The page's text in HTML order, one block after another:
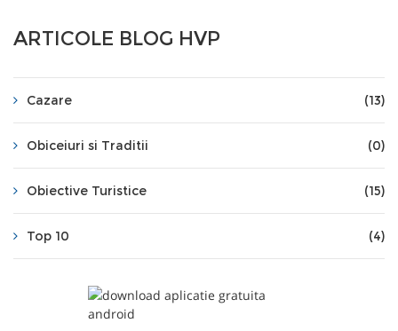
ARTICOLE BLOG HVP
Cazare (13)
Obiceiuri si Traditii (0)
Obiective Turistice (15)
Top 10 (4)